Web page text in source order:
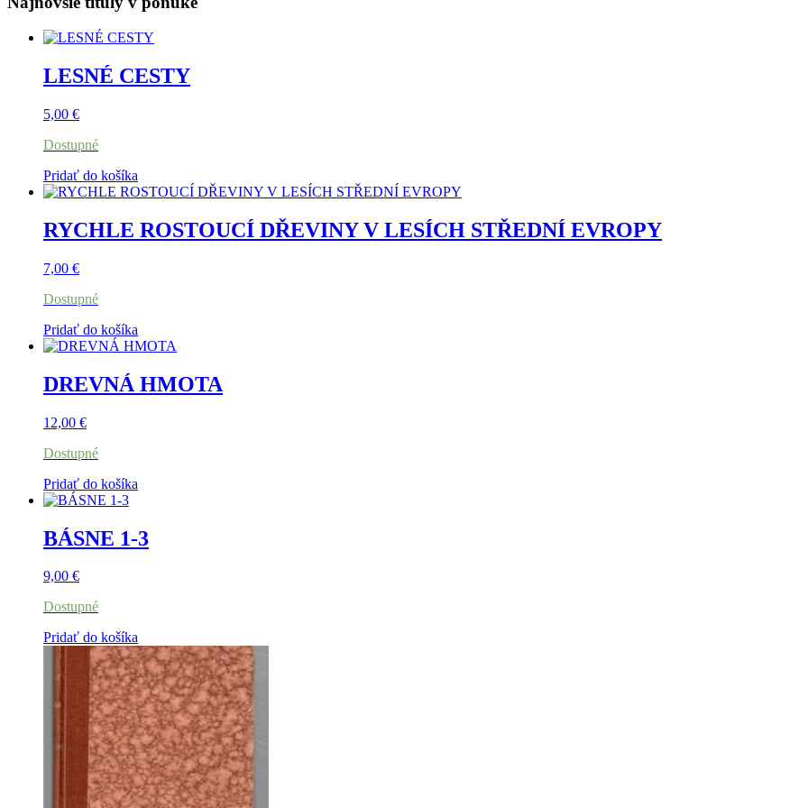
LESNÉ CESTY
5,00 €
Dostupné
Pridať do košíka
RYCHLE ROSTOUCÍ DŘEVINY V LESÍCH STŘEDNÍ EVROPY
7,00 €
Dostupné
Pridať do košíka
DREVNÁ HMOTA
12,00 €
Dostupné
Pridať do košíka
BÁSNE 1-3
9,00 €
Dostupné
Pridať do košíka